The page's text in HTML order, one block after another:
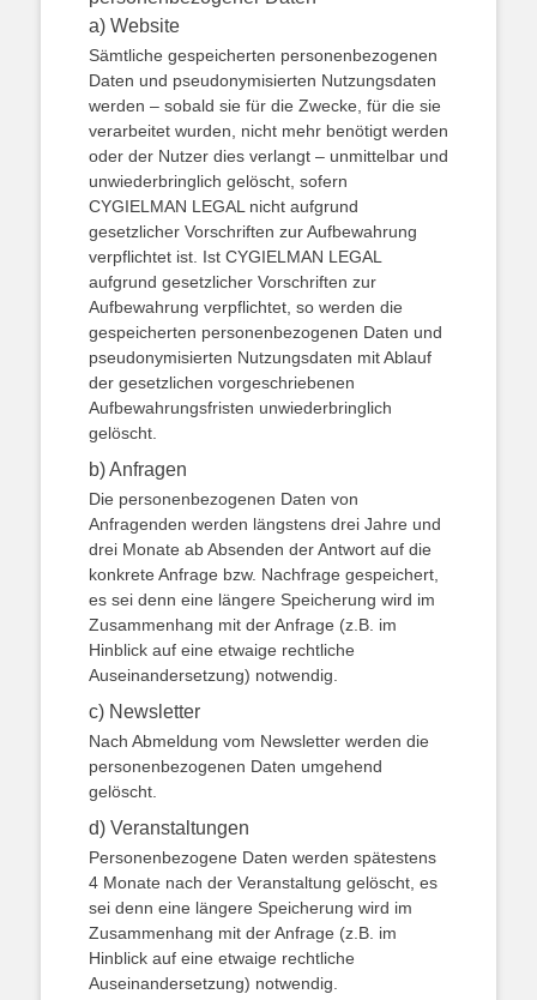
a) Website
Sämtliche gespeicherten personenbezogenen
Daten und pseudonymisierten Nutzungsdaten
werden – sobald sie für die Zwecke, für die sie
verarbeitet wurden, nicht mehr benötigt werden
oder der Nutzer dies verlangt – unmittelbar und
unwiederbringlich gelöscht, sofern
CYGIELMAN LEGAL nicht aufgrund
gesetzlicher Vorschriften zur Aufbewahrung
verpflichtet ist. Ist CYGIELMAN LEGAL
aufgrund gesetzlicher Vorschriften zur
Aufbewahrung verpflichtet, so werden die
gespeicherten personenbezogenen Daten und
pseudonymisierten Nutzungsdaten mit Ablauf
der gesetzlichen vorgeschriebenen
Aufbewahrungsfristen unwiederbringlich
gelöscht.
b) Anfragen
Die personenbezogenen Daten von
Anfragenden werden längstens drei Jahre und
drei Monate ab Absenden der Antwort auf die
konkrete Anfrage bzw. Nachfrage gespeichert,
es sei denn eine längere Speicherung wird im
Zusammenhang mit der Anfrage (z.B. im
Hinblick auf eine etwaige rechtliche
Auseinandersetzung) notwendig.
c) Newsletter
Nach Abmeldung vom Newsletter werden die
personenbezogenen Daten umgehend
gelöscht.
d) Veranstaltungen
Personenbezogene Daten werden spätestens
4 Monate nach der Veranstaltung gelöscht, es
sei denn eine längere Speicherung wird im
Zusammenhang mit der Anfrage (z.B. im
Hinblick auf eine etwaige rechtliche
Auseinandersetzung) notwendig.